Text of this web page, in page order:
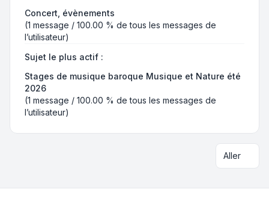
Concert, évènements
(1 message / 100.00 % de tous les messages de
l’utilisateur)
Sujet le plus actif :
Stages de musique baroque Musique et Nature été
2026
(1 message / 100.00 % de tous les messages de
l’utilisateur)
Aller